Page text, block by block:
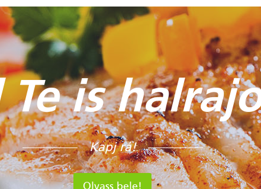
Te is
Kapj rá!
Olvass bele!